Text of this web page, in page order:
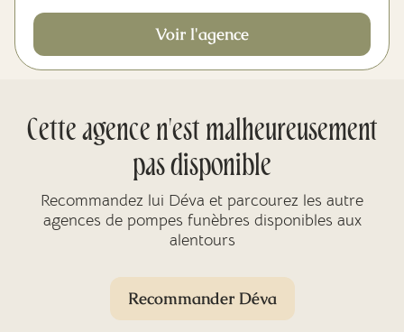
Voir l'agence
Cette agence n'est malheureusement
pas disponible
Recommandez lui Déva et parcourez les autre
agences de pompes funèbres disponibles aux
alentours
Recommander Déva